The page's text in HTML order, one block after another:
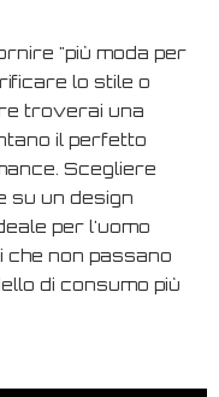
"più moda per
lo stile o
troverai una
il perfetto
Scegliere
su un design
per l'uomo
che non passano
di consumo più